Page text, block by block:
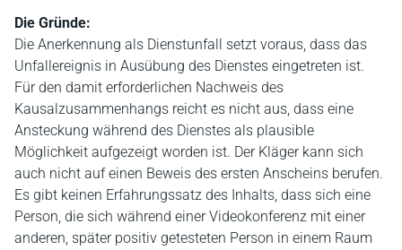
Die Gründe:
Die Anerkennung als Dienstunfall setzt voraus, dass das
Unfallereignis in Ausübung des Dienstes eingetreten ist.
Für den damit erforderlichen Nachweis des
Kausalzusammenhangs reicht es nicht aus, dass eine
Ansteckung während des Dienstes als plausible
Möglichkeit aufgezeigt worden ist. Der Kläger kann sich
auch nicht auf einen Beweis des ersten Anscheins berufen.
Es gibt keinen Erfahrungssatz des Inhalts, dass sich eine
Person, die sich während einer Videokonferenz mit einer
anderen, später positiv getesteten Person in einem Raum